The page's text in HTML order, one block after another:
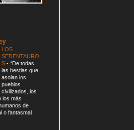
LOS
SEDENTAURO
S - *De todas
las bestias que
asolan los
pueblos
civilizados, los
los más
de
o fantasmal